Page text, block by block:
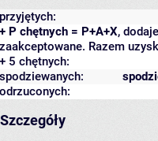
przyjętych:
+ P chętnych = P+A+X,
zaakceptowane. Razem
+ 5 chętnych:
spodziewanych:
odrzuconych:
Szczegóły